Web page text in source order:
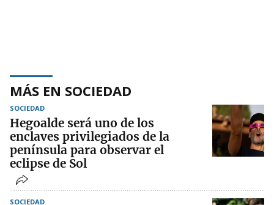
MÁS EN SOCIEDAD
SOCIEDAD
Hegoalde será uno de los
enclaves privilegiados de la
península para observar el
eclipse de Sol
SOCIEDAD